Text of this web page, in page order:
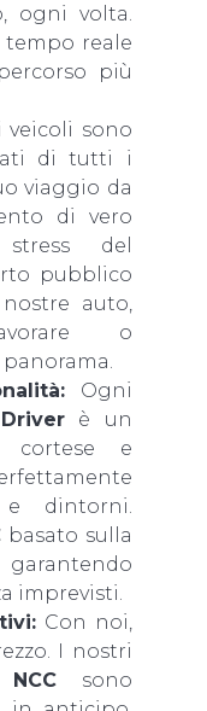
ogni volta.
reale
più
veicoli sono
di tutti i
viaggio da
di vero
del
pubblico
auto,
o
Ogni
è un
cortese e
dintorni.
basato sulla
imprevisti.
Con noi,
I nostri
NCCsono